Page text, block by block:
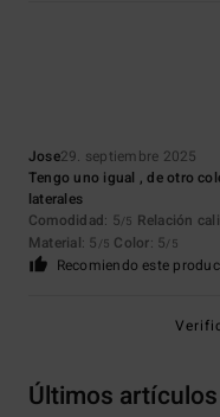
Jose29. septiembre 2025
Tengo uno igual , de otro
laterales
Comodidad: 5/5 Relación
Material: 5 /5 Color: 5/5
Recomiendo este
Últimos